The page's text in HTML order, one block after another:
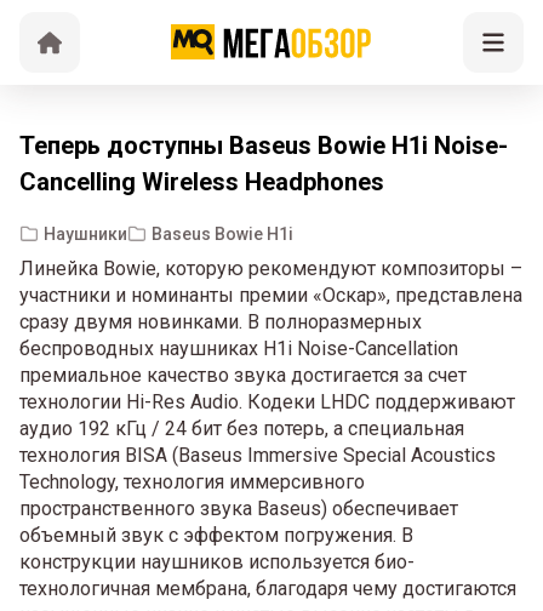
Теперь доступны Baseus Bowie H1i Noise-
Cancelling Wireless Headphones
Наушники Baseus Bowie H1i
Линейка Bowie, которую рекомендуют композиторы –
участники и номинанты премии «Оскар», представлена
сразу двумя новинками. В полноразмерных
беспроводных наушниках H1i Noise-Cancellation
премиальное качество звука достигается за счет
технологии Hi-Res Audio. Кодеки LHDC поддерживают
аудио 192 кГц / 24 бит без потерь, а специальная
технология BISA (Baseus Immersive Special Acoustics
Technology, технология иммерсивного
пространственного звука Baseus) обеспечивает
объемный звук с эффектом погружения. В
конструкции наушников используется био-
технологичная мембрана, благодаря чему достигаются